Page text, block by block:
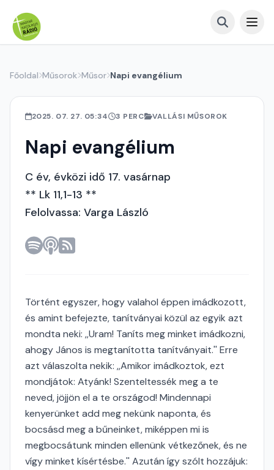
Főoldal Műsorok Műsor Napi evangélium
2025. 07. 27. 05:34 3 PERC VALLÁSI MŰSOROK
Napi evangélium
C év, évközi idő 17. vasárnap
** Lk 11,1-13 **
Felolvassa: Varga László
Történt egyszer, hogy valahol éppen imádkozott,
és amint befejezte, tanítványai közül az egyik azt
mondta neki: ,,Uram! Taníts meg minket imádkozni,
ahogy János is megtanította tanítványait.'' Erre
azt válaszolta nekik: ,,Amikor imádkoztok, ezt
mondjátok: Atyánk! Szenteltessék meg a te
neved, jöjjön el a te országod! Mindennapi
kenyerünket add meg nekünk naponta, és
bocsásd meg a bűneinket, miképpen mi is
megbocsátunk minden ellenünk vétkezőnek, és ne
vígy minket kísértésbe.'' Azután így szólt hozzájuk: